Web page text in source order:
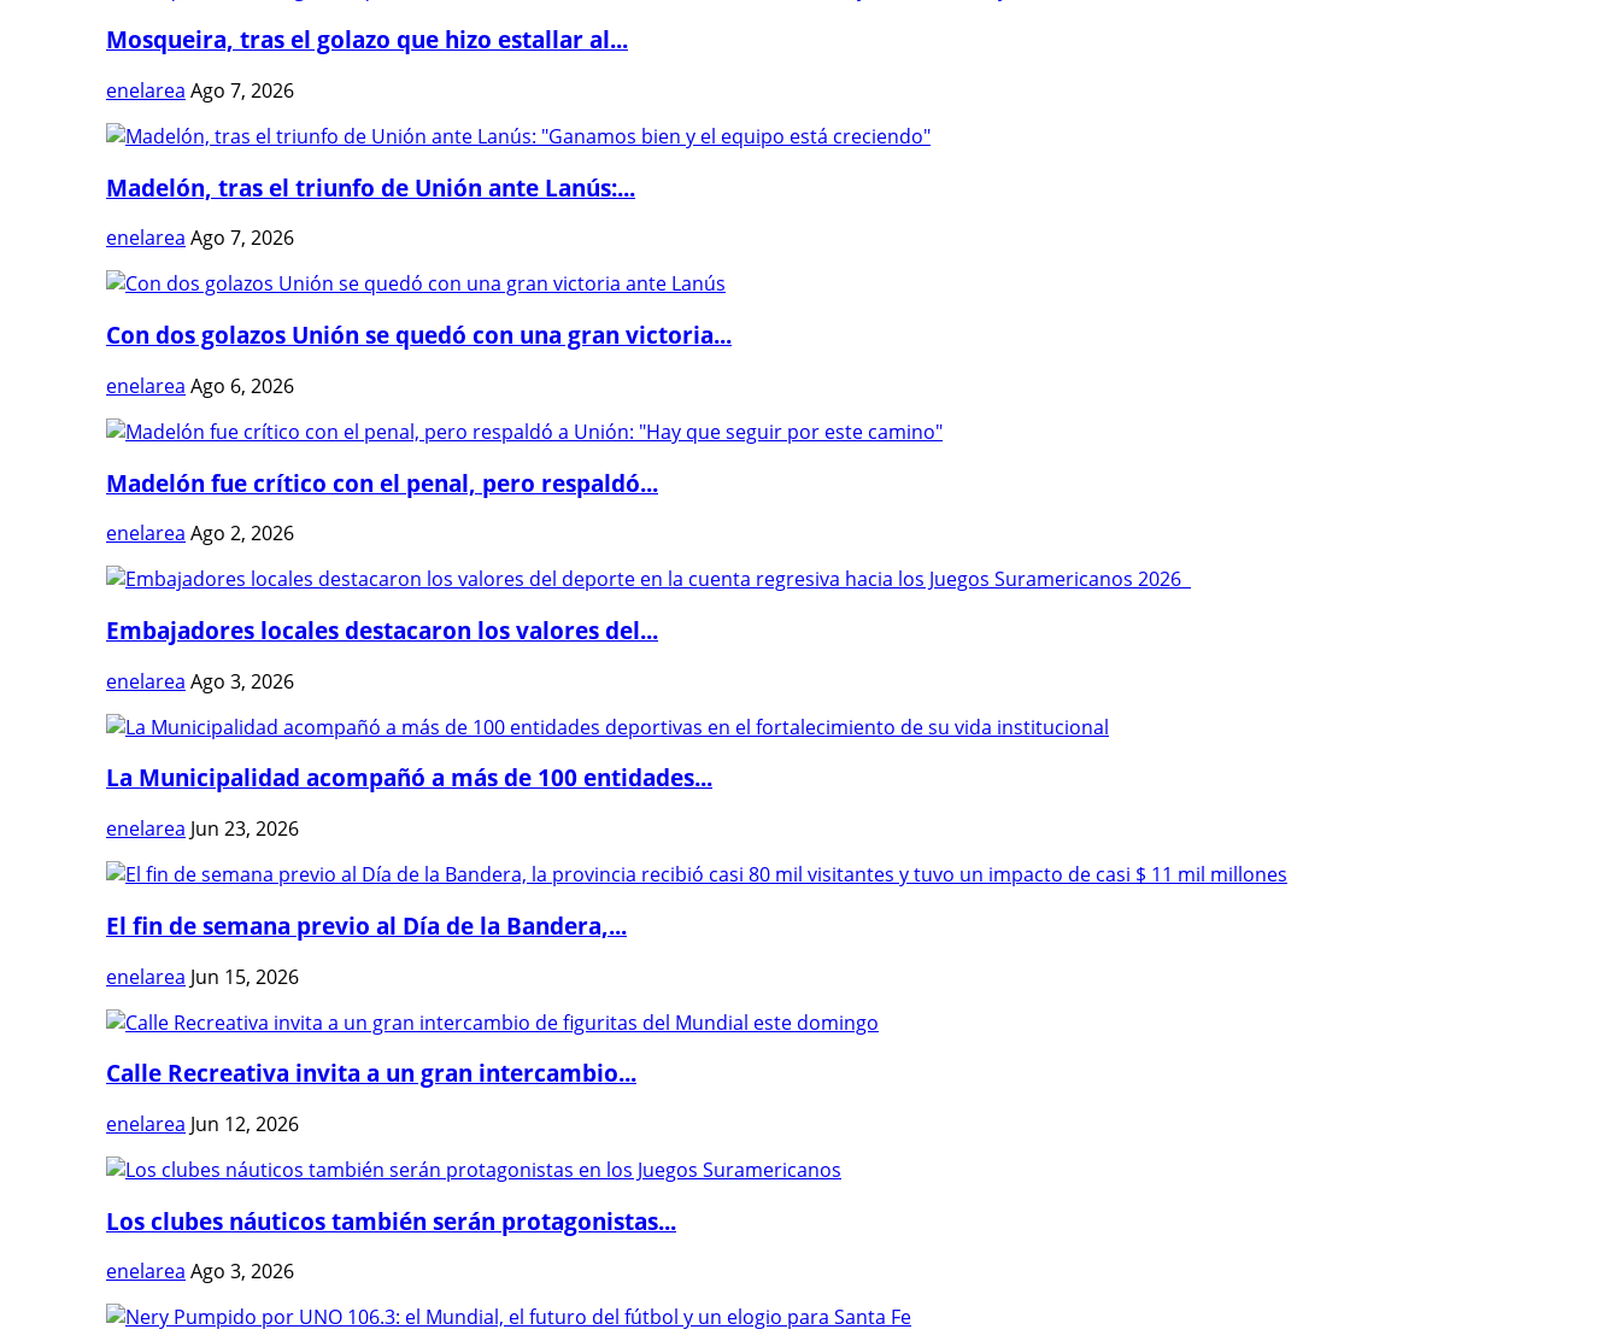
Mosqueira, tras el golazo que hizo estallar al...
enelarea Ago 7, 2026
Madelón, tras el triunfo de Unión ante Lanús:...
enelarea Ago 7, 2026
Con dos golazos Unión se quedó con una gran victoria...
enelarea Ago 6, 2026
Madelón fue crítico con el penal, pero respaldó...
enelarea Ago 2, 2026
Embajadores locales destacaron los valores del...
enelarea Ago 3, 2026
La Municipalidad acompañó a más de 100 entidades...
enelarea Jun 23, 2026
El fin de semana previo al Día de la Bandera,...
enelarea Jun 15, 2026
Calle Recreativa invita a un gran intercambio...
enelarea Jun 12, 2026
Los clubes náuticos también serán protagonistas...
enelarea Ago 3, 2026